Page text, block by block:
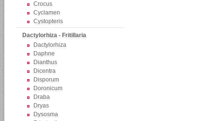
Crocus
Cyclamen
Cystopteris
Dactylorhiza - Fritillaria
Dactylorhiza
Daphne
Dianthus
Dicentra
Disporum
Doronicum
Draba
Dryas
Dysosma